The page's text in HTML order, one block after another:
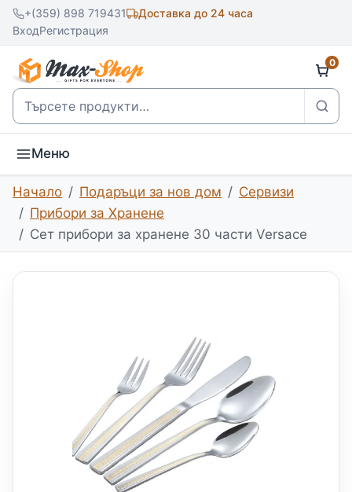
+(359) 898 719431
Доставка до 24 часа
ВходРегистрация
Търсене
0
Меню
Начало Подаръци за нов дом
Сервизи
Прибори за Хранене
Сет прибори за хранене 30 части Versace